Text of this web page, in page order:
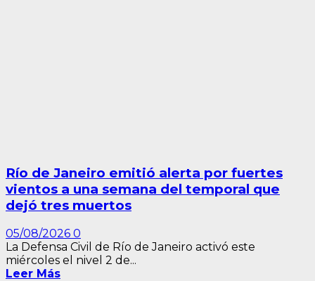
Río de Janeiro emitió alerta por fuertes
vientos a una semana del temporal que
dejó tres muertos
05/08/2026 0
La Defensa Civil de Río de Janeiro activó este
miércoles el nivel 2 de...
Leer Más